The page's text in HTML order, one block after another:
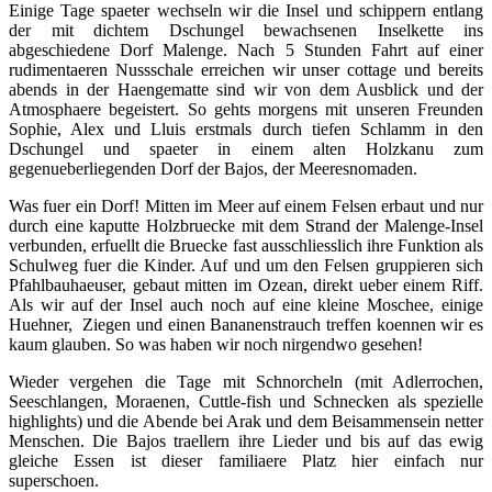
Einige Tage spaeter wechseln wir die Insel und schippern entlang
der mit dichtem Dschungel bewachsenen Inselkette ins
abgeschiedene Dorf Malenge. Nach 5 Stunden Fahrt auf einer
rudimentaeren Nussschale erreichen wir unser cottage und bereits
abends in der Haengematte sind wir von dem Ausblick und der
Atmosphaere begeistert. So gehts morgens mit unseren Freunden
Sophie, Alex und Lluis erstmals durch tiefen Schlamm in den
Dschungel und spaeter in einem alten Holzkanu zum
gegenueberliegenden Dorf der Bajos, der Meeresnomaden.
Was fuer ein Dorf! Mitten im Meer auf einem Felsen erbaut und nur
durch eine kaputte Holzbruecke mit dem Strand der Malenge-Insel
verbunden, erfuellt die Bruecke fast ausschliesslich ihre Funktion als
Schulweg fuer die Kinder. Auf und um den Felsen gruppieren sich
Pfahlbauhaeuser, gebaut mitten im Ozean, direkt ueber einem Riff.
Als wir auf der Insel auch noch auf eine kleine Moschee, einige
Huehner, Ziegen und einen Bananenstrauch treffen koennen wir es
kaum glauben. So was haben wir noch nirgendwo gesehen!
Wieder vergehen die Tage mit Schnorcheln (mit Adlerrochen,
Seeschlangen, Moraenen, Cuttle-fish und Schnecken als spezielle
highlights) und die Abende bei Arak und dem Beisammensein netter
Menschen. Die Bajos traellern ihre Lieder und bis auf das ewig
gleiche Essen ist dieser familiaere Platz hier einfach nur
superschoen.